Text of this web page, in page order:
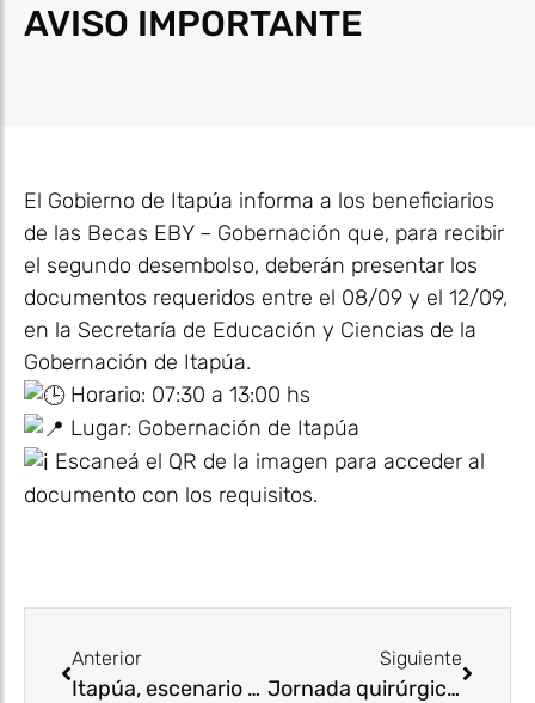
AVISO IMPORTANTE
El Gobierno de Itapúa informa a los beneficiarios
de las Becas EBY – Gobernación que, para recibir
el segundo desembolso, deberán presentar los
documentos requeridos entre el 08/09 y el 12/09,
en la Secretaría de Educación y Ciencias de la
Gobernación de Itapúa.
Horario: 07:30 a 13:00 hs
Lugar: Gobernación de Itapúa
Escaneá el QR de la imagen para acceder al
documento con los requisitos.
Anterior
Itapúa, escenario natural del Rally Mundial
Siguiente
Jornada quirúrgica y verificación de obras en Natalio